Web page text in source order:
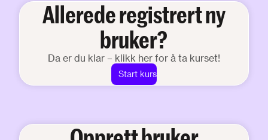
Allerede registrert ny
bruker?
Da er du klar – klikk her for å ta kurset!
Start kurs